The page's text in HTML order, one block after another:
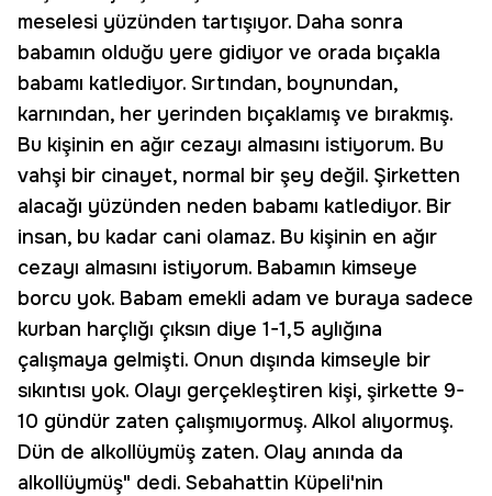
meselesi yüzünden tartışıyor. Daha sonra
babamın olduğu yere gidiyor ve orada bıçakla
babamı katlediyor. Sırtından, boynundan,
karnından, her yerinden bıçaklamış ve bırakmış.
Bu kişinin en ağır cezayı almasını istiyorum. Bu
vahşi bir cinayet, normal bir şey değil. Şirketten
alacağı yüzünden neden babamı katlediyor. Bir
insan, bu kadar cani olamaz. Bu kişinin en ağır
cezayı almasını istiyorum. Babamın kimseye
borcu yok. Babam emekli adam ve buraya sadece
kurban harçlığı çıksın diye 1-1,5 aylığına
çalışmaya gelmişti. Onun dışında kimseyle bir
sıkıntısı yok. Olayı gerçekleştiren kişi, şirkette 9-
10 gündür zaten çalışmıyormuş. Alkol alıyormuş.
Dün de alkollüymüş zaten. Olay anında da
alkollüymüş" dedi. Sebahattin Küpeli'nin